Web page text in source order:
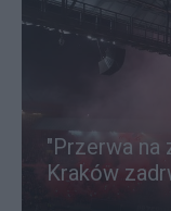
"Przerwa na
Kraków